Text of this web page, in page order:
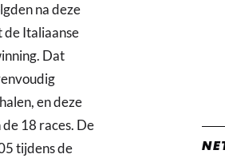
na deze
Italiaanse
Dat
en deze
18 races. De
tijdens de